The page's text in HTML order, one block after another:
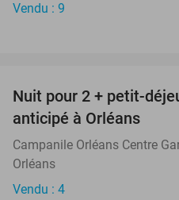
Vendu : 9
Nuit pour 2 + petit-
anticipé à Orléans
Campanile Orléans Centre
Orléans
Vendu : 4